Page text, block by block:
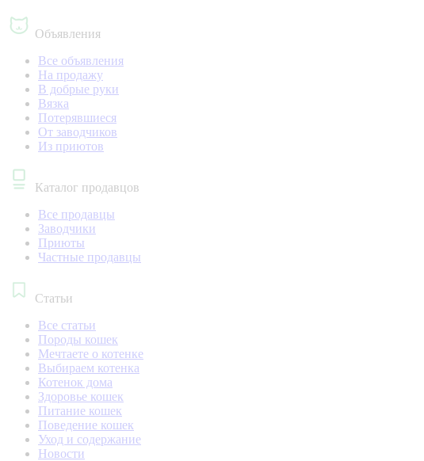
Объявления
Все объявления
На продажу
В добрые руки
Вязка
Потерявшиеся
От заводчиков
Из приютов
Каталог продавцов
Все продавцы
Заводчики
Приюты
Частные продавцы
Статьи
Все статьи
Породы кошек
Мечтаете о котенке
Выбираем котенка
Котенок дома
Здоровье кошек
Питание кошек
Поведение кошек
Уход и содержание
Новости